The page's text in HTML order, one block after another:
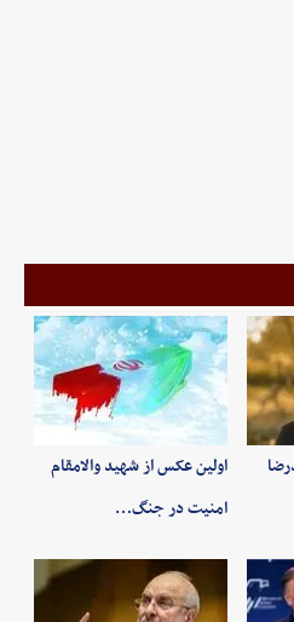
اولین عکس از شهید والامقام
امنیت در جنگ…